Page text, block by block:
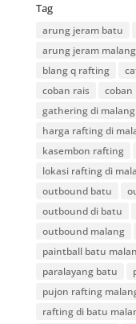
Tag
arung jeram batu
arung jeram malang
blang q rafting
coban rais
coban
gathering di malang
harga rafting di
kasembon rafting
lokasi rafting di
outbound batu
outbound di batu
outbound malang
paintball batu
paralayang batu
pujon rafting
rafting di batu